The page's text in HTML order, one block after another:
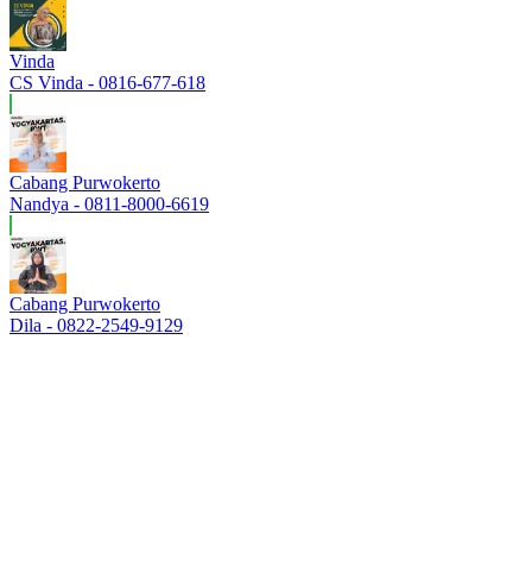
Vinda
CS Vinda - 0816-677-618
Cabang Purwokerto
Nandya - 0811-8000-6619
Cabang Purwokerto
Dila - 0822-2549-9129